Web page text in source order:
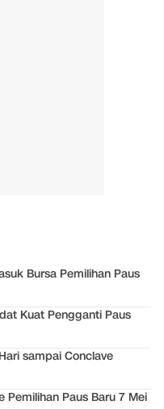
Bursa Pemilihan Paus
Kuat Pengganti Paus
sampai Conclave
Pemilihan Paus Baru 7 Mei